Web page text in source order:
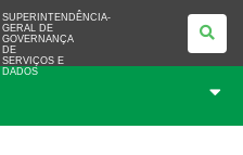
SUPERINTENDÊNCIA-
GERAL DE
GOVERNANÇA
DE
SERVIÇOS E
DADOS